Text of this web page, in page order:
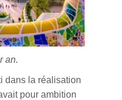
an.
dans la réalisation
pour ambition